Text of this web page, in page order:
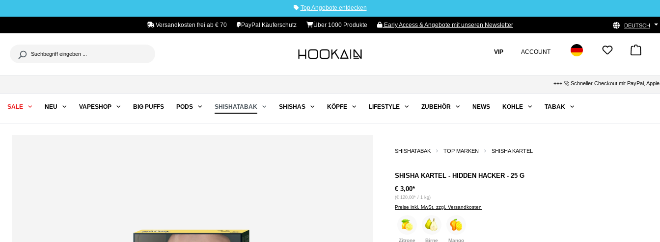
Top Angebote entdecken
Versandkosten frei ab € 70 PayPal Käuferschutz Über 1000 Produkte Early Access & Angebote mit unseren Newsletter DEUTSCH
VIP ACCOUNT
+++ 🚀 Schneller Checkout mit PayPal, Apple Pay
SALE NEU VAPESHOP BIG PUFFS PODS SHISHATABAK SHISHAS KÖPFE LIFESTYLE ZUBEHÖR NEWS KOHLE TABAK
SHISHATABAK TOP MARKEN SHISHA KARTEL
SHISHA KARTEL - HIDDEN HACKER - 25 G
€ 3,00*
(€ 120,00* / 1 kg)
Preise inkl. MwSt. zzgl. Versandkosten
Zitrone Birne Mango